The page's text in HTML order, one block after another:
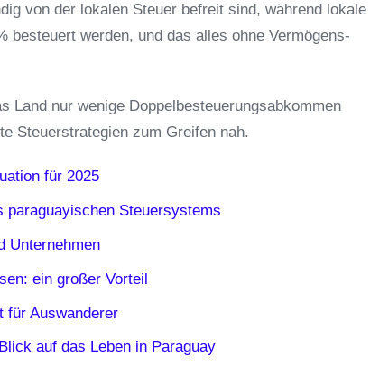
von der lokalen Steuer befreit sind, während lokale
besteuert werden, und das alles ohne Vermögens-
Land nur wenige Doppelbesteuerungsabkommen
Steuerstrategien zum Greifen nah.
für 2025
paraguayischen Steuersystems
Unternehmen
ein großer Vorteil
für Auswanderer
auf das Leben in Paraguay